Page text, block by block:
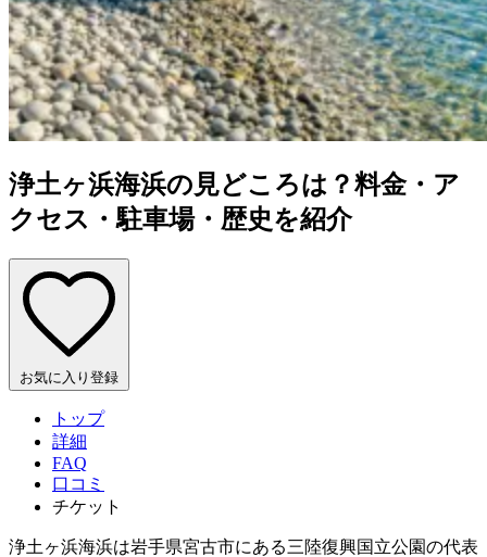
浄土ヶ浜海浜の見どころは？料金・ア
クセス・駐車場・歴史を紹介
お気に入り登録
トップ
詳細
FAQ
口コミ
チケット
浄土ヶ浜海浜は岩手県宮古市にある三陸復興国立公園の代表